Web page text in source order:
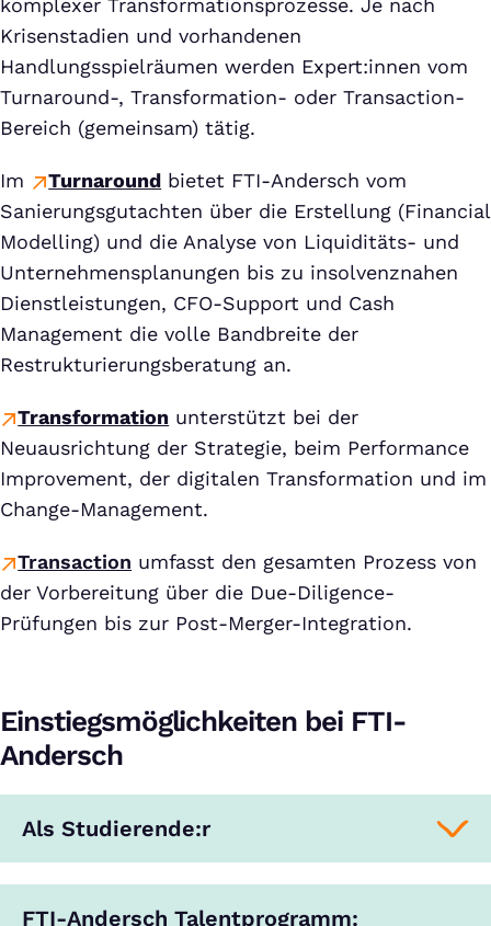
komplexer Transformationsprozesse. Je nach
Krisenstadien und vorhandenen
Handlungsspielräumen werden Expert:innen vom
Turnaround-, Transformation- oder Transaction-
Bereich (gemeinsam) tätig.
Im Turnaround bietet FTI-Andersch vom
Sanierungsgutachten über die Erstellung (Financial
Modelling) und die Analyse von Liquiditäts- und
Unternehmensplanungen bis zu insolvenznahen
Dienstleistungen, CFO-Support und Cash
Management die volle Bandbreite der
Restrukturierungsberatung an.
Transformation unterstützt bei der
Neuausrichtung der Strategie, beim Performance
Improvement, der digitalen Transformation und im
Change-Management.
Transaction umfasst den gesamten Prozess von
der Vorbereitung über die Due-Diligence-
Prüfungen bis zur Post-Merger-Integration.
Einstiegsmöglichkeiten bei FTI-
Andersch
Als Studierende:r
FTI-Andersch Talentprogramm: